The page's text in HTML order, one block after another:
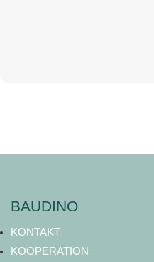
BAUDINO
KONTAKT
KOOPERATION